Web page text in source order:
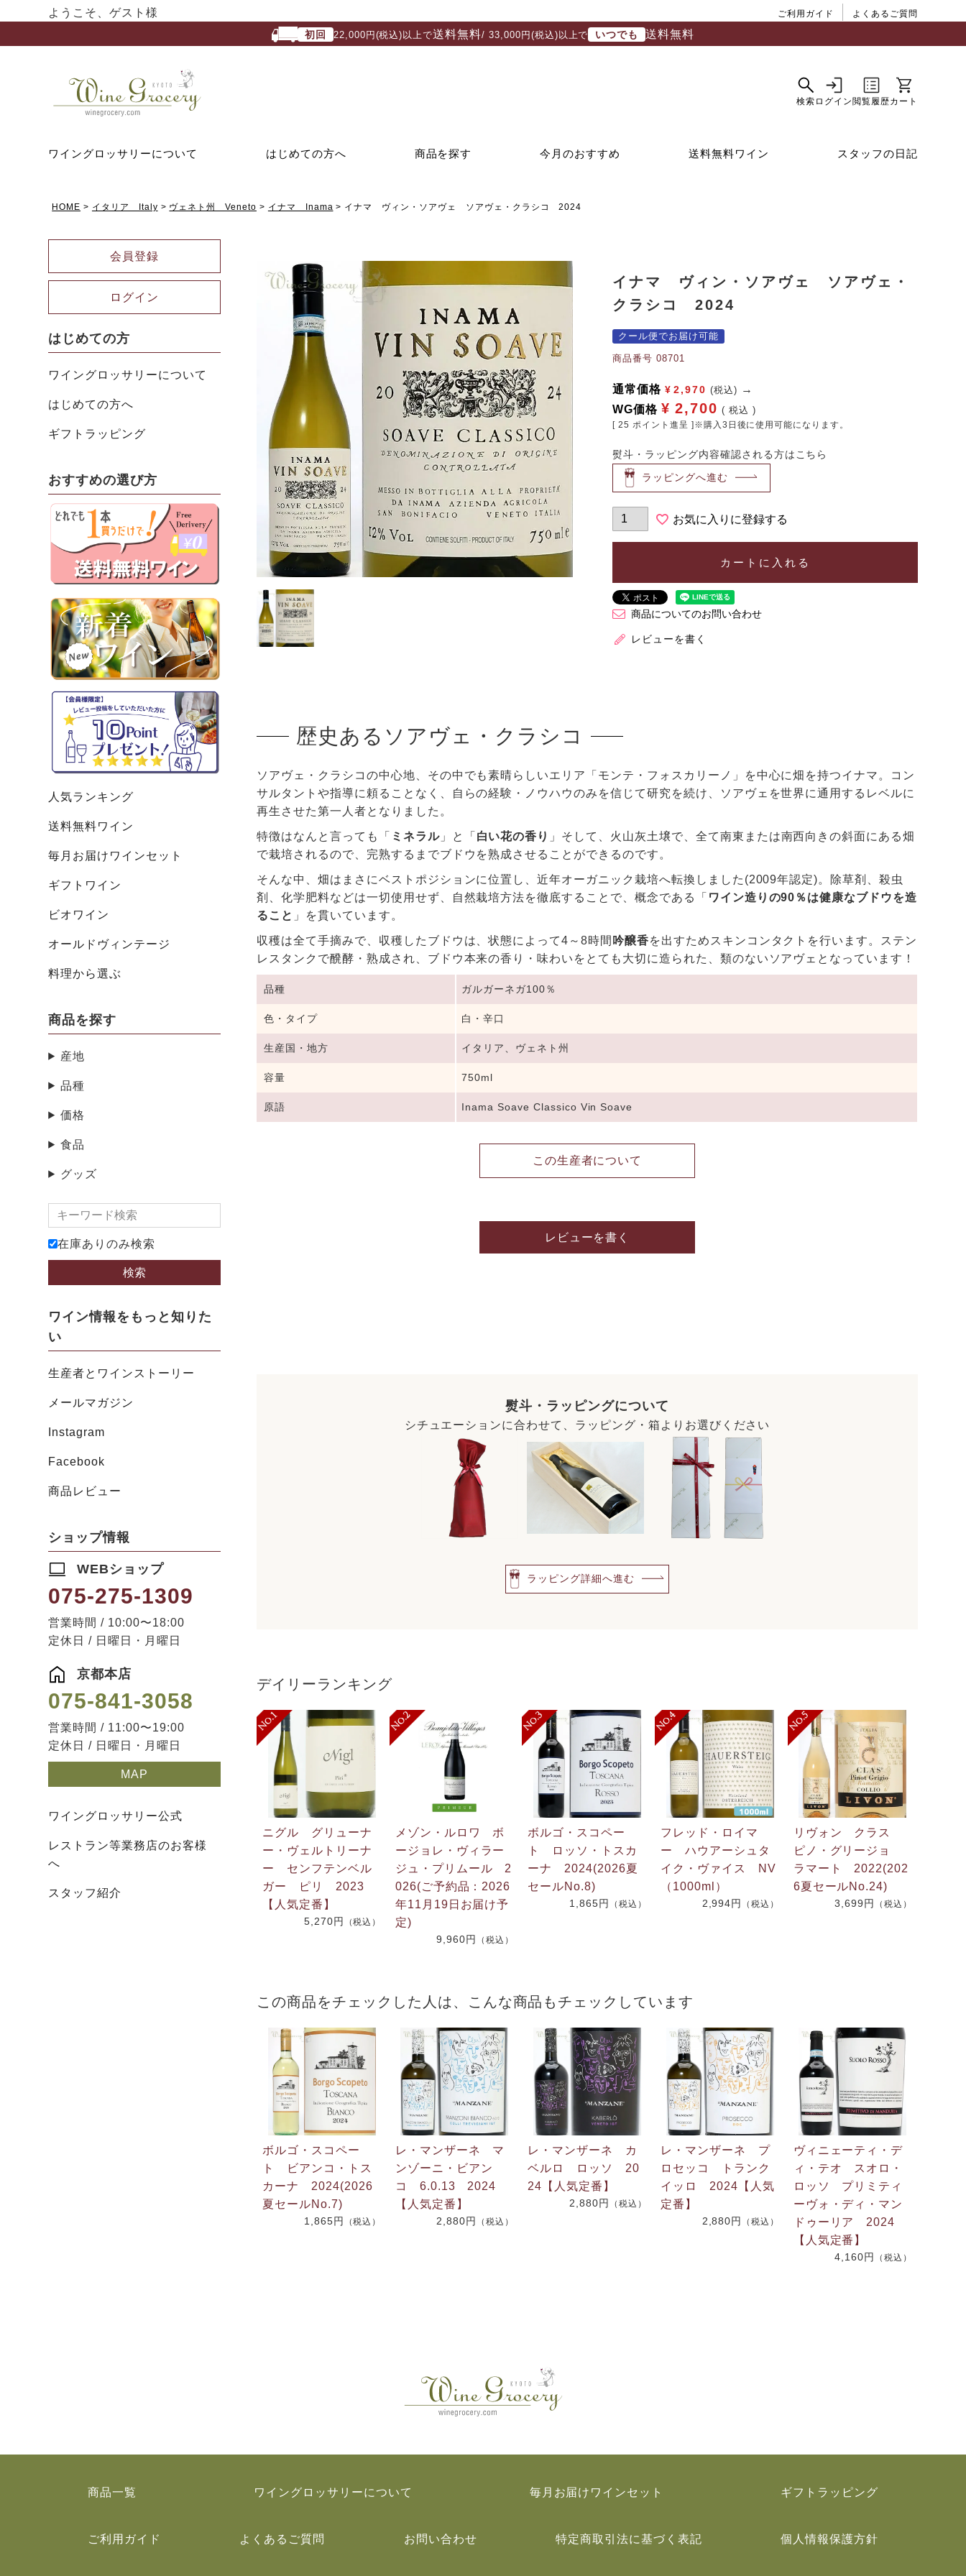
ようこそ、ゲスト様 ご利用ガイド よくあるご質問
初回 22,000円(税込)以上で送料無料/ 33,000円(税込)以上で いつでも 送料無料
ワイングロッサリーについて はじめての方へ 商品を探す 今月のおすすめ 送料無料ワイン スタッフの日記
HOME イタリア Italy ヴェネト州 Veneto イナマ Inama イナマ ヴィン・ソアヴェ ソアヴェ・クラシコ 2024
会員登録
ログイン
はじめての方
ワイングロッサリーについて
はじめての方へ
ギフトラッピング
おすすめの選び方
人気ランキング
送料無料ワイン
毎月お届けワインセット
ギフトワイン
ビオワイン
オールドヴィンテージ
料理から選ぶ
商品を探す
産地
品種
価格
食品
グッズ
在庫ありのみ検索
検索
ワイン情報をもっと知りた
い
生産者とワインストーリー
メールマガジン
Instagram
Facebook
商品レビュー
ショップ情報
WEBショップ
075-275-1309
営業時間 / 10:00〜18:00
定休日 / 日曜日・月曜日
京都本店
075-841-3058
営業時間 / 11:00〜19:00
定休日 / 日曜日・月曜日
MAP
ワイングロッサリー公式
レストラン等業務店のお客様
へ
スタッフ紹介
イナマ ヴィン・ソアヴェ ソアヴェ・
クラシコ 2024
クール便でお届け可能
商品番号 08701
通常価格 ¥ 2,970 (税込)
WG価格 ¥ 2,700 税込
[ 25 ポイント進呈 ]※購入3日後に使用可能になります。
熨斗・ラッピング内容確認される方はこちら
ラッピングへ進む
お気に入りに登録する
カートに入れる
商品についてのお問い合わせ
レビューを書く
歴史あるソアヴェ・クラシコ
ソアヴェ・クラシコの中心地、その中でも素晴らしいエリア「モンテ・フォスカリーノ」を中心に畑を持つイナマ。コン
サルタントや指導に頼ることなく、自らの経験・ノウハウのみを信じて研究を続け、ソアヴェを世界に通用するレベルに
再生させた第一人者となりました。
特徴はなんと言っても「 ミネラル」と「 白い花の香り 」そして、火山灰土壌で、全て南東または南西向きの斜面にある畑
で栽培されるので、完熟するまでブドウを熟成させることができるのです。
そんな中、畑はまさにベストポジションに位置し、近年オーガニック栽培へ転換しました(2009年認定)。除草剤、殺虫
剤、化学肥料などは一切使用せず、自然栽培方法を徹底することで、概念である「 ワイン造りの90％は健康なブドウを造
ること 」を貫いています。
収穫は全て手摘みで、収穫したブドウは、状態によって4～8時間 吟醸香を出すためスキンコンタクトを行います。ステン
レスタンクで醗酵・熟成され、ブドウ本来の香り・味わいをとても大切に造られた、類のないソアヴェとなっています！
品種 ガルガーネガ100％
色・タイプ 白・辛口
生産国・地方 イタリア、ヴェネト州
容量 750ml
原語 Inama Soave Classico Vin Soave
この生産者について
レビューを書く
熨斗・ラッピングについて
シチュエーションに合わせて、ラッピング・箱よりお選びください
ラッピング詳細へ進む
デイリーランキング
ニグル グリューナ
ー・ヴェルトリーナ
ー センフテンベル
ガー ピリ 2023
【人気定番】
5,270円 （税込）
メゾン・ルロワ ボ
ージョレ・ヴィラー
ジュ・プリムール 2
026(ご予約品：2026
年11月19日お届け予
定)
9,960円 （税込）
ボルゴ・スコペー
ト ロッソ・トスカ
ーナ 2024(2026夏
セールNo.8)
1,865円 （税込）
フレッド・ロイマ
ー ハウアーシュタ
イク・ヴァイス NV
（1000ml）
2,994円 （税込）
リヴォン クラス
ピノ・グリージョ
ラマート 2022(202
6夏セールNo.24)
3,699円 （税込）
この商品をチェックした人は、こんな商品もチェックしています
ボルゴ・スコペー
ト ビアンコ・トス
カーナ 2024(2026
夏セールNo.7)
1,865円 （税込）
レ・マンザーネ マ
ンゾーニ・ビアン
コ 6.0.13 2024
【人気定番】
2,880円 （税込）
レ・マンザーネ カ
ベルロ ロッソ 20
24【人気定番】
2,880円 （税込）
レ・マンザーネ プ
ロセッコ トランク
イッロ 2024【人気
定番】
2,880円 （税込）
ヴィニェーティ・デ
ィ・テオ スオロ・
ロッソ プリミティ
ーヴォ・ディ・マン
ドゥーリア 2024
【人気定番】
4,160円 （税込）
商品一覧 ワイングロッサリーについて 毎月お届けワインセット ギフトラッピング
ご利用ガイド よくあるご質問 お問い合わせ 特定商取引法に基づく表記 個人情報保護方針